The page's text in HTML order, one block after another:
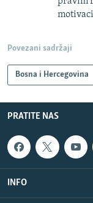
Povezani sadržaji
Bosna i Hercegovina
PRATITE NAS
INFO